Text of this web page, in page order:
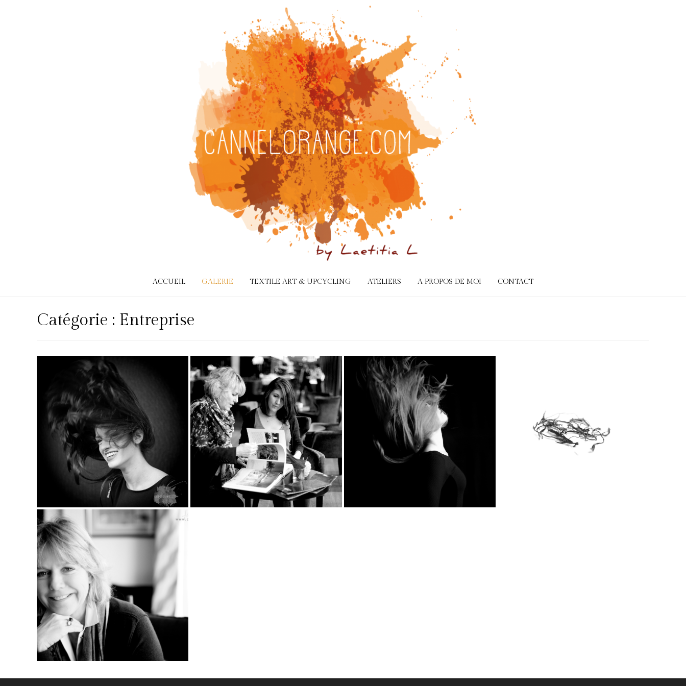
ACCUEIL GALERIE TEXTILE ART & UPCYCLING ATELIERS A PROPOS DE MOI CONTACT
Catégorie : Entreprise
Atelier concours
avec les 7P IMG
Dominic Minguet
– Illustration de
son site
Coloration en
mouvement
Synapses
Dominic Minguet